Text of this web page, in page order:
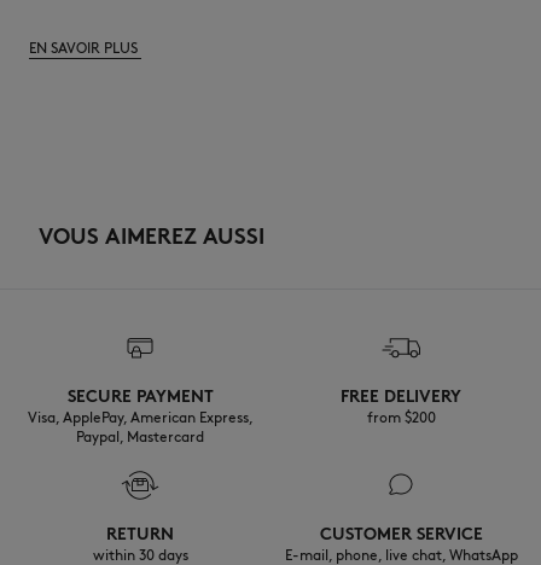
EN SAVOIR PLUS
VOUS AIMEREZ AUSSI
SECURE PAYMENT
Visa, ApplePay, American Express,
Paypal, Mastercard
FREE DELIVERY
from $200
RETURN
within 30 days
CUSTOMER SERVICE
E-mail, phone, live chat, WhatsApp